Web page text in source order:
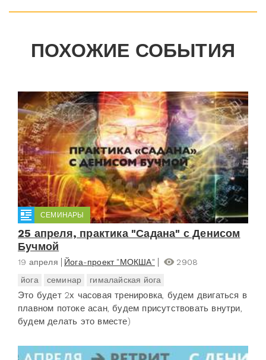
ПОХОЖИЕ СОБЫТИЯ
СЕМИНАРЫ
25 апреля, практика "Садана" с Денисом
Бучмой
19 апреля Йога-проект "МОКША"
2908
йога
семинар гималайская йога
Это будет 2х часовая тренировка, будем двигаться в
плавном потоке асан, будем присутствовать внутри,
будем делать это вместе)